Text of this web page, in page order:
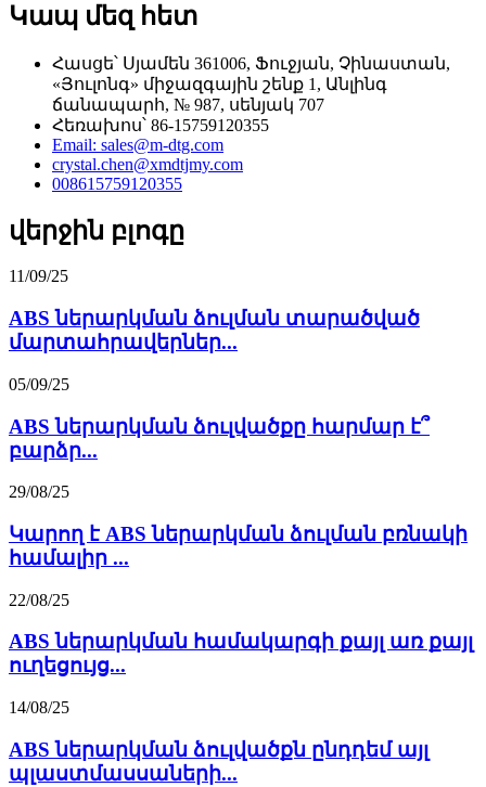
Կապ մեզ հետ
Հասցե՝ Սյամեն 361006, Ֆուջյան, Չինաստան,
«Յուլոնգ» միջազգային շենք 1, Անլինգ
ճանապարհ, № 987, սենյակ 707
Հեռախոս՝ 86-15759120355
Email: sales@m-dtg.com
crystal.chen@xmdtjmy.com
008615759120355
վերջին բլոգը
11/09/25
ABS ներարկման ձուլման տարածված
մարտահրավերներ...
05/09/25
ABS ներարկման ձուլվածքը հարմար է՞
բարձր...
29/08/25
Կարող է ABS ներարկման ձուլման բռնակի
համալիր ...
22/08/25
ABS ներարկման համակարգի քայլ առ քայլ
ուղեցույց...
14/08/25
ABS ներարկման ձուլվածքն ընդդեմ այլ
պլաստմասսաների...